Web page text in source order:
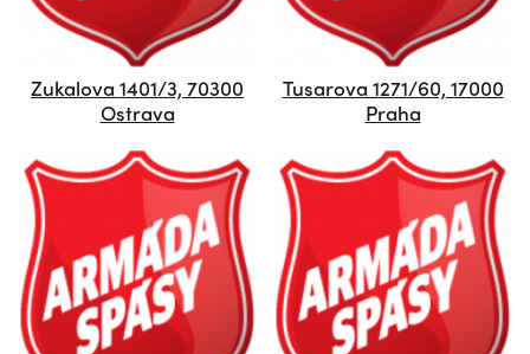
Zukalova 1401/3, 70300
Ostrava
Tusarova 1271/60, 17000
Praha